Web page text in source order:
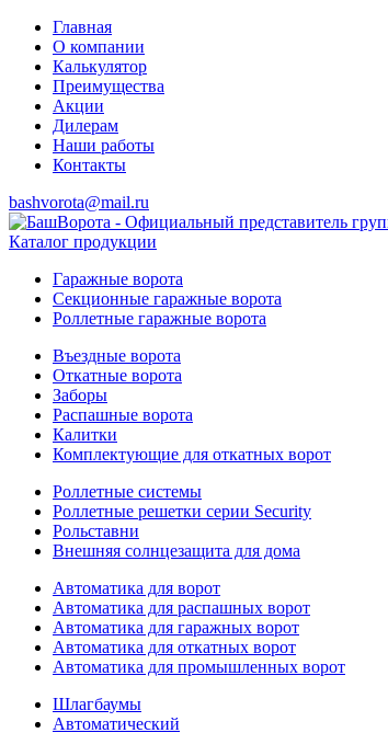
Главная
О компании
Калькулятор
Преимущества
Акции
Дилерам
Наши работы
Контакты
bashvorota@mail.ru
Каталог продукции
Гаражные ворота
Секционные гаражные ворота
Роллетные гаражные ворота
Въездные ворота
Откатные ворота
Заборы
Распашные ворота
Калитки
Комплектующие для откатных ворот
Роллетные системы
Роллетные решетки серии Security
Рольставни
Внешняя солнцезащита для дома
Автоматика для ворот
Автоматика для распашных ворот
Автоматика для гаражных ворот
Автоматика для откатных ворот
Автоматика для промышленных ворот
Шлагбаумы
Автоматический